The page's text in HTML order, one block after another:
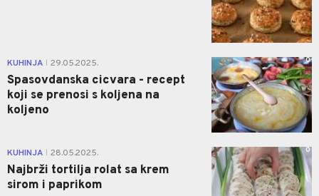
KUHINJA 29.05.2025.
Spasovdanska cicvara - recept
koji se prenosi s koljena na
koljeno
0
KUHINJA 28.05.2025.
Najbrži tortilja rolat sa krem
sirom i paprikom
0